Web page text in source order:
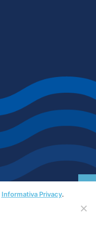
Informativa Privacy.